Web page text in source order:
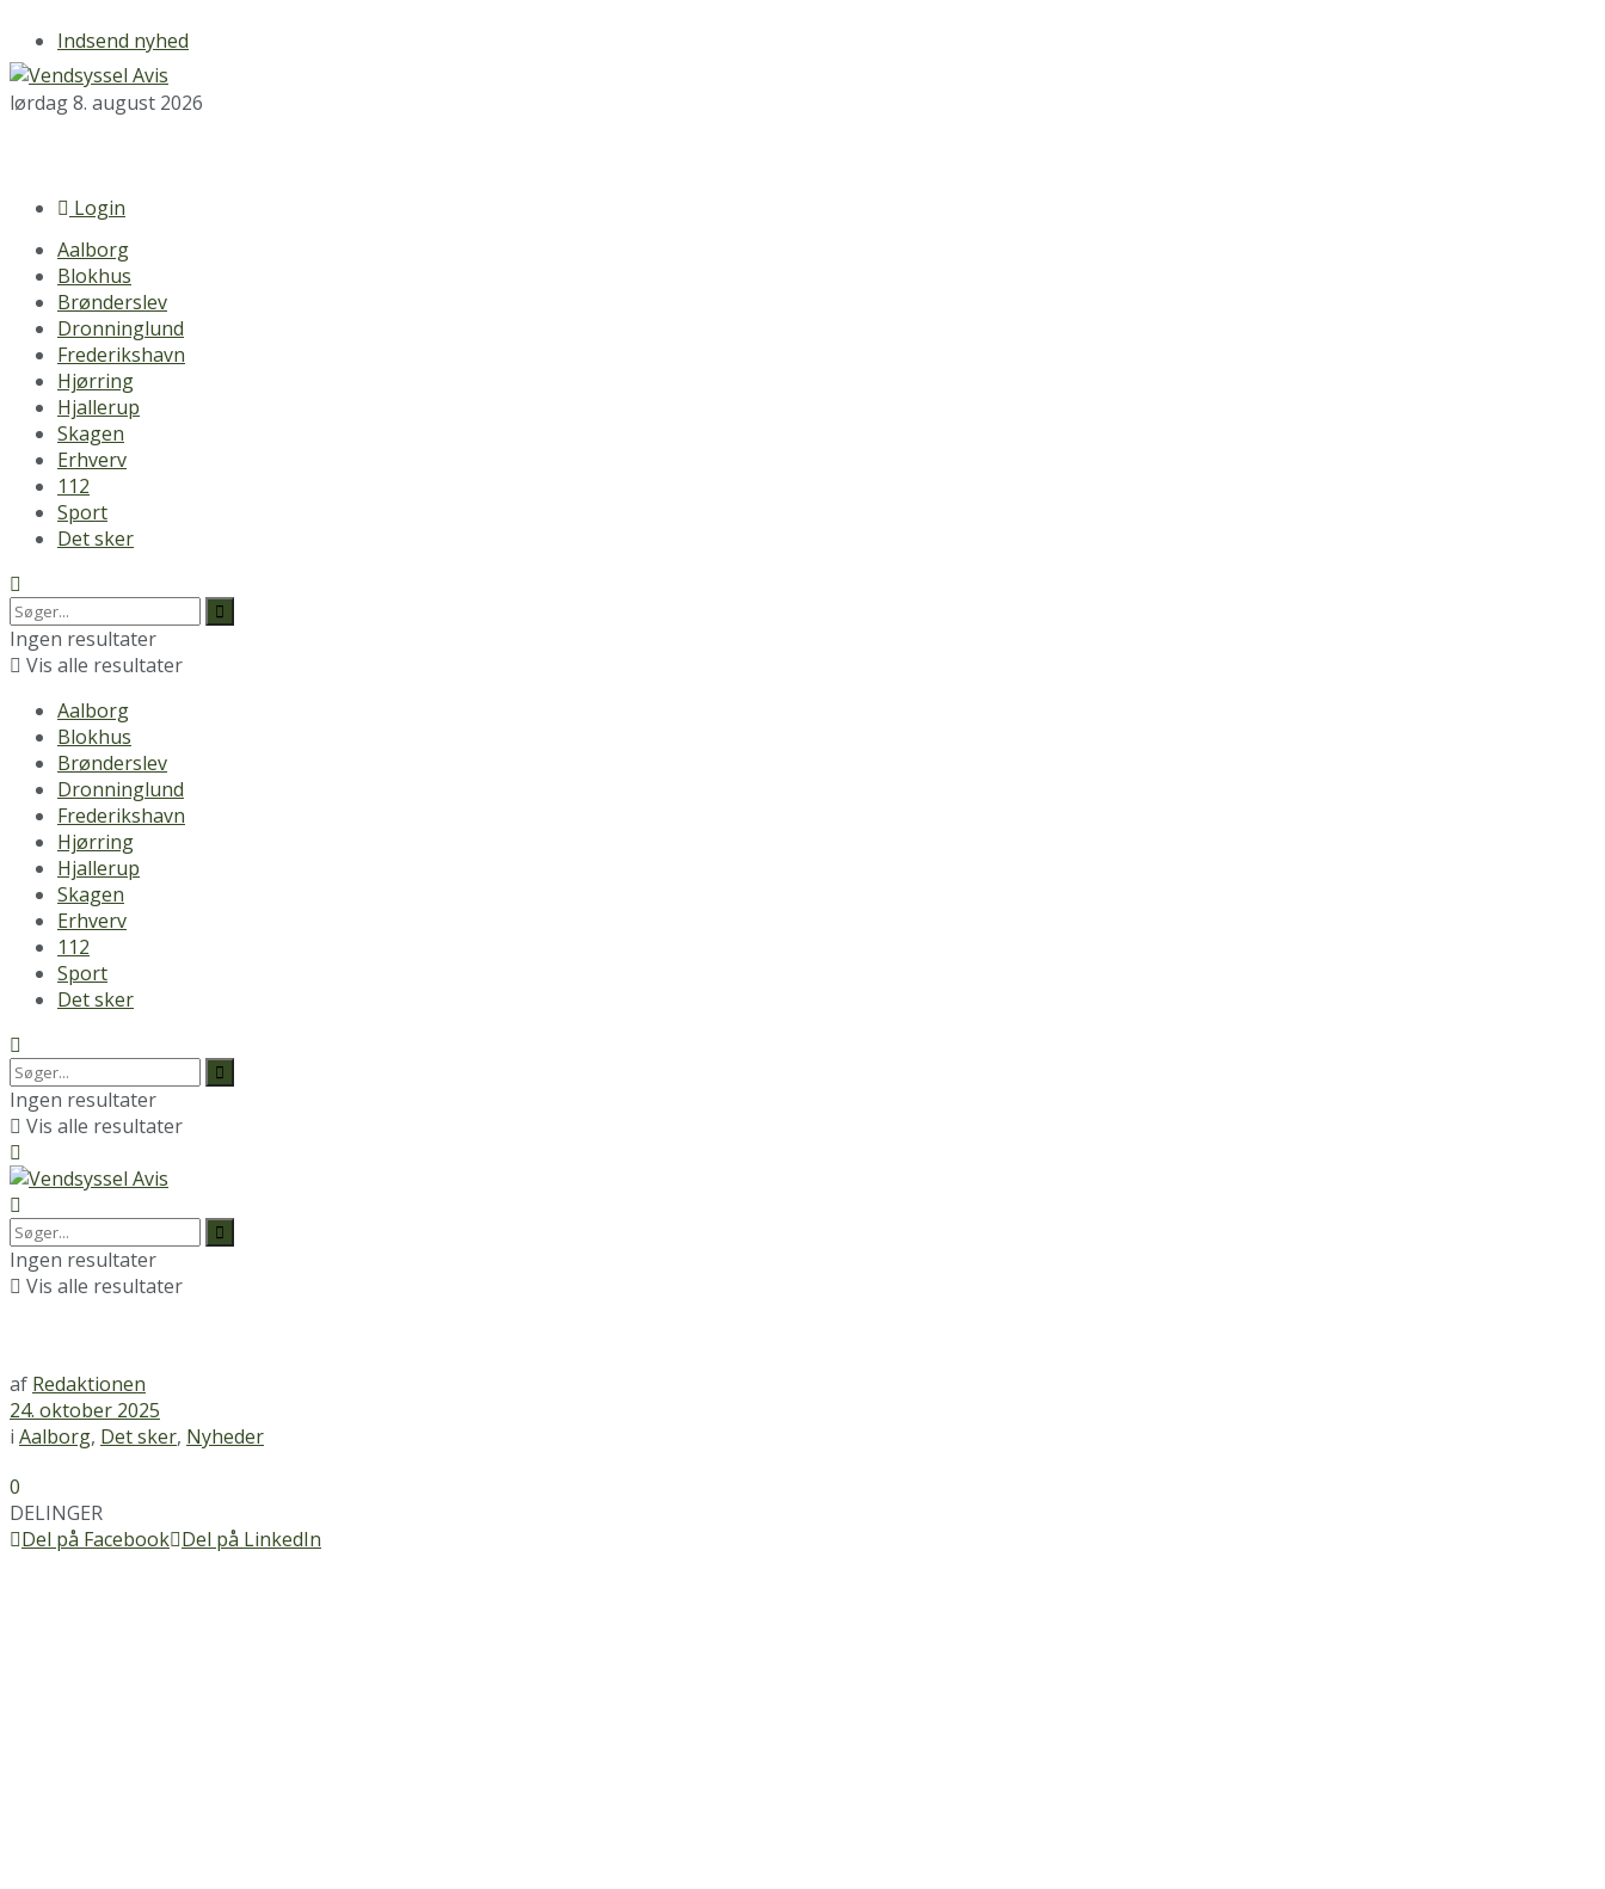
Indsend nyhed
lørdag 8. august 2026
Login
Aalborg
Blokhus
Brønderslev
Dronninglund
Frederikshavn
Hjørring
Hjallerup
Skagen
Erhverv
112
Sport
Det sker
Ingen resultater
Vis alle resultater
Aalborg
Blokhus
Brønderslev
Dronninglund
Frederikshavn
Hjørring
Hjallerup
Skagen
Erhverv
112
Sport
Det sker
Ingen resultater
Vis alle resultater
Ingen resultater
Vis alle resultater
af Redaktionen
24. oktober 2025
i Aalborg, Det sker, Nyheder
0
DELINGER
Del på Facebook Del på LinkedIn